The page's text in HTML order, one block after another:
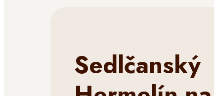
Sedlčanský